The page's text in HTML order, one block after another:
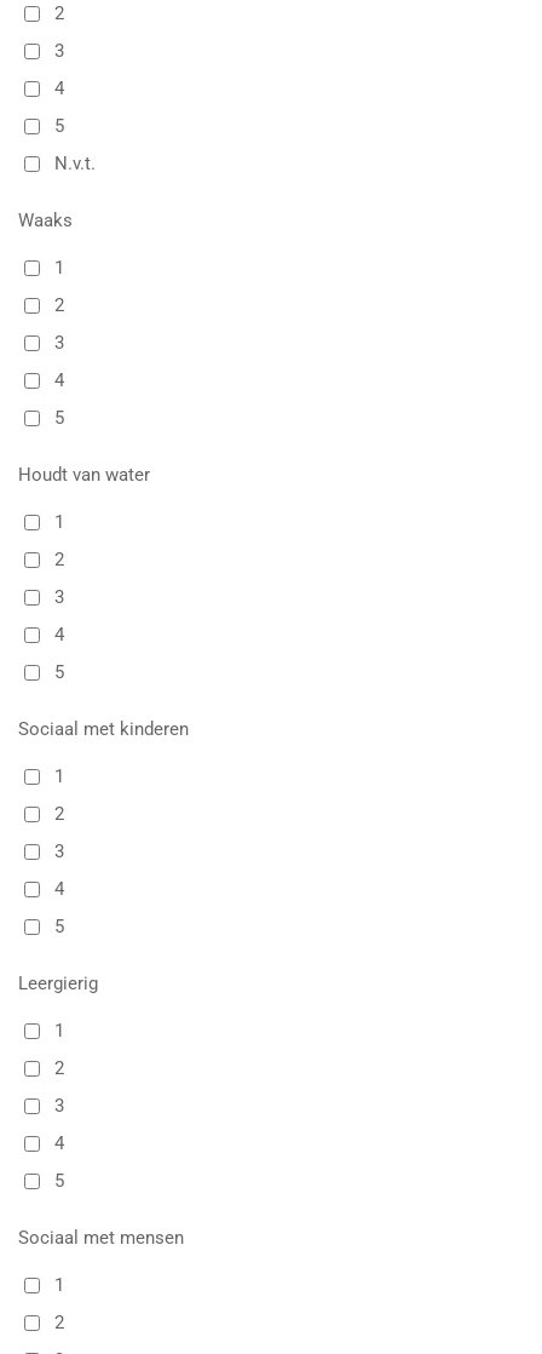
2
3
4
5
N.v.t.
Waaks
1
2
3
4
5
Houdt van water
1
2
3
4
5
Sociaal met kinderen
1
2
3
4
5
Leergierig
1
2
3
4
5
Sociaal met mensen
1
2